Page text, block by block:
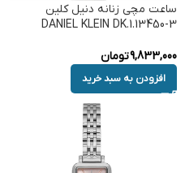
ساعت مچی زنانه دنیل کلین
DANIEL KLEIN DK.1.13450-3
9,833,000تومان
افزودن به سبد خرید